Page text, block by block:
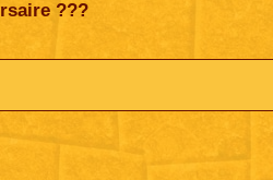
???